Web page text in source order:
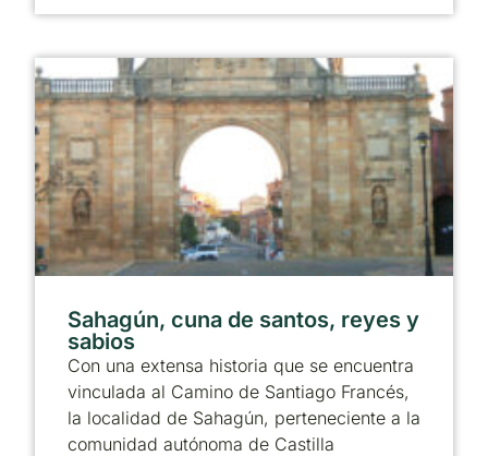
Sahagún, cuna de santos, reyes y
sabios
Con una extensa historia que se encuentra
vinculada al Camino de Santiago Francés,
la localidad de Sahagún, perteneciente a la
comunidad autónoma de Castilla